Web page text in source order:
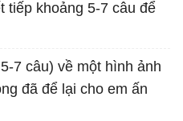
tiếp khoảng 5-7 câu để
7 câu) về một hình ảnh
đã để lại cho em ấn